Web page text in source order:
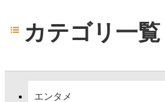
カテゴリ一覧
エンタメ